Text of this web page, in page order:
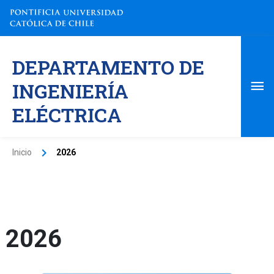
contenido
DEPARTAMENTO DE
INGENIERÍA
ELÉCTRICA
Inicio 2026
2026